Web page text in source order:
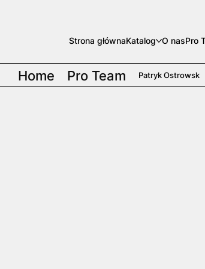
Strona głównaKatalog O nasPro
Home Pro Team Patryk Ostrowsk